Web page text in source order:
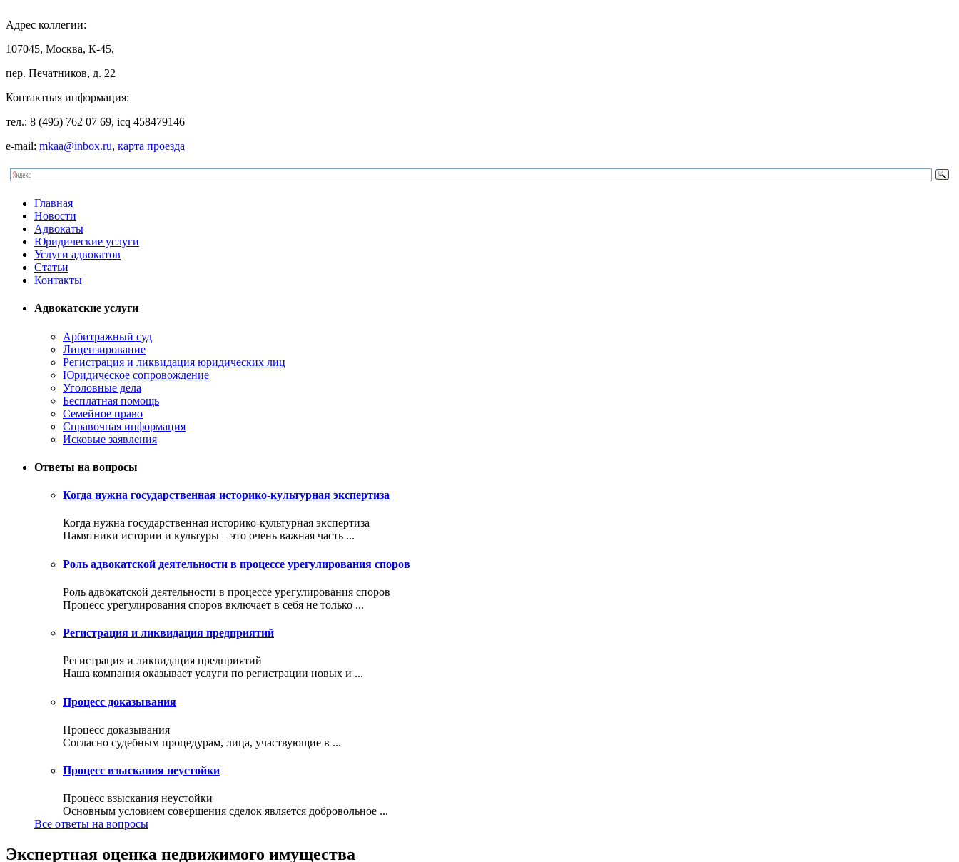
Адрес коллегии:
107045, Москва, К-45,
пер. Печатников, д. 22
Контактная информация:
тел.: 8 (495) 762 07 69, icq 458479146
e-mail: mkaa@inbox.ru, карта проезда
Главная
Новости
Адвокаты
Юридические услуги
Услуги адвокатов
Статьи
Контакты
Адвокатские услуги
Арбитражный суд
Лицензирование
Регистрация и ликвидация юридических лиц
Юридическое сопровождение
Уголовные дела
Бесплатная помощь
Семейное право
Справочная информация
Исковые заявления
Ответы на вопросы
Когда нужна государственная историко-культурная экспертиза
Когда нужна государственная историко-культурная экспертиза
Памятники истории и культуры – это очень важная часть ...
Роль адвокатской деятельности в процессе урегулирования споров
Роль адвокатской деятельности в процессе урегулирования споров
Процесс урегулирования споров включает в себя не только ...
Регистрация и ликвидация предприятий
Регистрация и ликвидация предприятий
Наша компания оказывает услуги по регистрации новых и ...
Процесс доказывания
Процесс доказывания
Согласно судебным процедурам, лица, участвующие в ...
Процесс взыскания неустойки
Процесс взыскания неустойки
Основным условием совершения сделок является добровольное ...
Все ответы на вопросы
Экспертная оценка недвижимого имущества